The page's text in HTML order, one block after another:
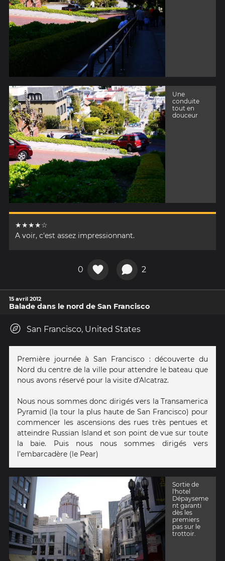
Une
conduite
tout en
douceur
★★★★☆
A voir, c'est assez impressionnant.
0 2
15 avril 2012
Balade dans le nord de San Francisco
San Francisco, United States
Première journée à San Francisco : découverte du
Nord du centre de la ville pour attendre le bateau que
nous avons réservé pour la visite d'Alcatraz.
Nous nous sommes donc dirigés vers la Transamerica
Pyramid (la tour la plus haute de San Francisco) pour
commencer les ascensions des rues très pentues et
atteindre Russian Island et son point de vue sur toute
la baie. Puis nous nous sommes dirigés vers
l’embarcadère (le Pear)
Sortie de
l'hotel
Dépayseme
nt garanti
dès les
premiers
pas sur le
trottoir.